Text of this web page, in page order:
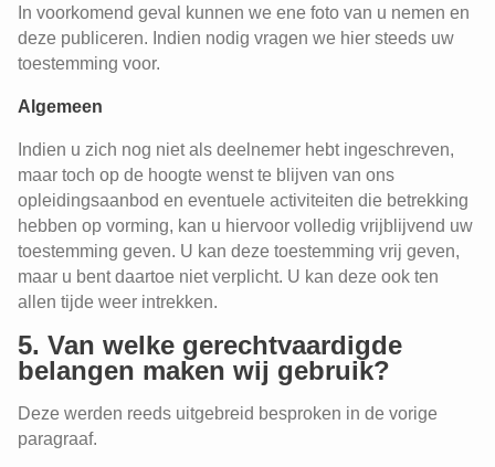
In voorkomend geval kunnen we ene foto van u nemen en
deze publiceren. Indien nodig vragen we hier steeds uw
toestemming voor.
Algemeen
Indien u zich nog niet als deelnemer hebt ingeschreven,
maar toch op de hoogte wenst te blijven van ons
opleidingsaanbod en eventuele activiteiten die betrekking
hebben op vorming, kan u hiervoor volledig vrijblijvend uw
toestemming geven. U kan deze toestemming vrij geven,
maar u bent daartoe niet verplicht. U kan deze ook ten
allen tijde weer intrekken.
5. Van welke gerechtvaardigde
belangen maken wij gebruik?
Deze werden reeds uitgebreid besproken in de vorige
paragraaf.